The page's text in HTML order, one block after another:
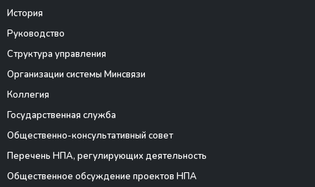
История
Руководство
Структура управления
Организации системы Минсвязи
Коллегия
Государственная служба
Общественно-консультативный совет
Перечень НПА, регулирующих деятельность
Общественное обсуждение проектов НПА